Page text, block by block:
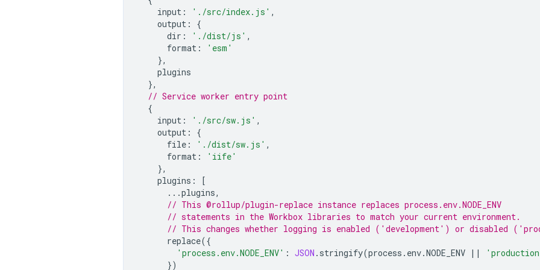
input : './src/index.js' ,
output :
{
dir : './dist/js' ,
format :
'esm'
},
plugins
},
// Service worker entry point
{
input : './src/sw.js' ,
output :
{
file : './dist/sw.js' ,
format :
'iife'
},
plugins :
[
...plugins,
// This @rollup/plugin-replace instance replaces process.env.NODE_ENV
// statements in the Workbox libraries to match your current environment.
// This changes whether logging is enabled ('development') or disabled
replace({
'process.env.NODE_ENV' : JSON . stringify(process . env.NODE_ENV ||
})